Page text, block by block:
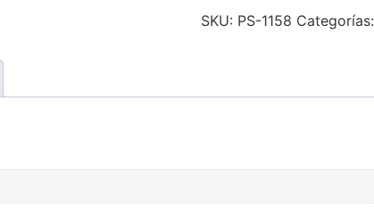
SKU: PS-1158 Categorías: